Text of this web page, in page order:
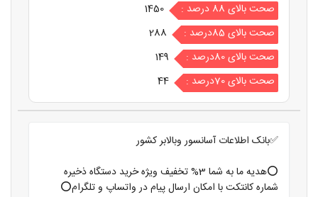
صحت بالای 88 درصد :
1450
صحت بالای 85درصد :
288
صحت بالای 80درصد :
149
صحت بالای 70درصد :
44
✅بانک اطلاعات آسانسور وبالابر کشور
⭕️هدیه ما به شما 3% تخفیف ویژه خرید دستگاه ذخیره
شماره کانتکت با امکان ارسال پیام در واتساپ و تلگرام⭕️